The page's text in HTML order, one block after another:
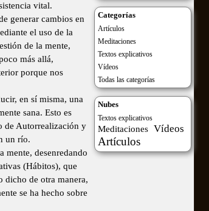
vital.
generar cambios en
el uso de la
de la mente,
más allá,
porque nos
en sí misma, una
sana. Esto es
de Autorrealización y
un río.
mente, desenredando
(Hábitos), que
dicho de otra manera,
se ha hecho sobre
Categorías
Artículos
Meditaciones
Textos explicativos
Vídeos
Todas las categorías
Nubes
Textos explicativos
Meditaciones Vídeos
Artículos